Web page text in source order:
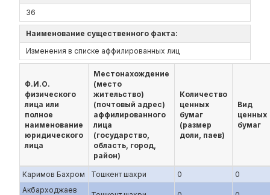
36
Наименование существенного факта:
Изменения в списке аффилированных лиц
Ф.И.О.
физического
лица или
полное
наименование
юридического
лица
Местонахождение
(место
жительство)
(почтовый адрес)
аффилированного
лица
(государство,
область, город,
район)
Количество
ценных
бумаг
(размер
доли, паев)
Вид
ценных
бумаг
Каримов Бахром Тошкент шахри 0
0
Акбарходжаев